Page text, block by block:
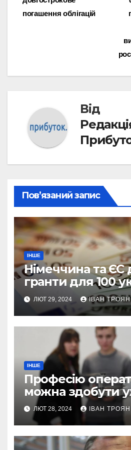
погашення облігацій
Від
Пов’язаний запис
ІНШЕ
Німеччина та ЄС
гранти для 100
підприємств
ЛЮТ 29, 2024 ІВАН ТРОЯН
ІНШЕ
Професію
можна здобути
профтехах
ЛЮТ 28, 2024 ІВАН ТРОЯН